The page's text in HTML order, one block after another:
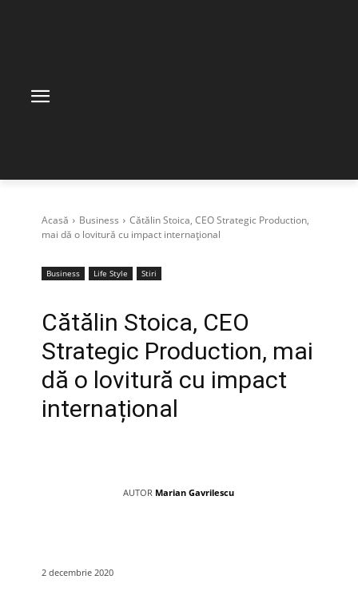
Acasă Business
Cătălin Stoica, CEO Strategic Production,
mai dă o lovitură cu impact internațional
Business Life Style Stiri
Cătălin Stoica, CEO
Strategic Production, mai
dă o lovitură cu impact
internațional
AUTOR Marian Gavrilescu
2 decembrie 2020